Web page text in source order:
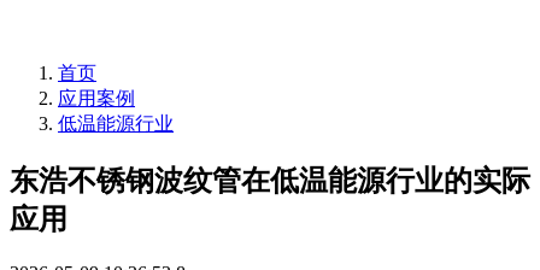
首页
应用案例
低温能源行业
东浩不锈钢波纹管在低温能源行业的实际
应用